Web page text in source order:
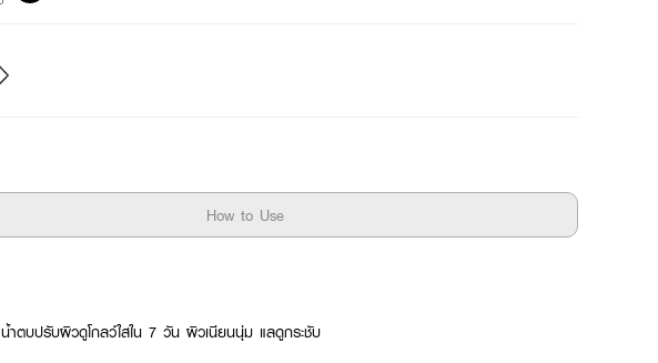
How to Use
น้ำตบปรับผิวดูโกลว์ใสใน 7 วัน ผิวเนียนนุ่ม แลดูกระชับ